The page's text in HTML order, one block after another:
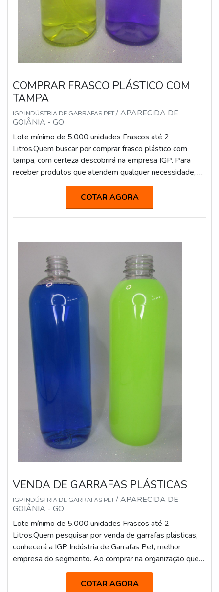
COMPRAR FRASCO PLÁSTICO COM
TAMPA
IGP INDÚSTRIA DE GARRAFAS PET/ APARECIDA DE
GOIÂNIA - GO
Lote mínimo de 5.000 unidades Frascos até 2
Litros.Quem buscar por comprar frasco plástico com
tampa, com certeza descobrirá na empresa IGP. Para
receber produtos que atendem qualquer necessidade, o
cliente deve escolher uma organização que se destaque
por um bom suporte pré-venda e tenha ampla
experiência no ramo. Quando a temática é comprar frasco
plástico com tampa, com os profissionais da IGP o
COTAR AGORA
VENDA DE GARRAFAS PLÁSTICAS
IGP INDÚSTRIA DE GARRAFAS PET/ APARECIDA DE
GOIÂNIA - GO
Lote mínimo de 5.000 unidades Frascos até 2
Litros.Quem pesquisar por venda de garrafas plásticas,
conhecerá a IGP Indústria de Garrafas Pet, melhor
empresa do segmento. Ao comprar na organização que
mais se destaca no ramo, o cliente receberá um
atendimento de excelência e terá a garantia de adquirir
COTAR AGORA